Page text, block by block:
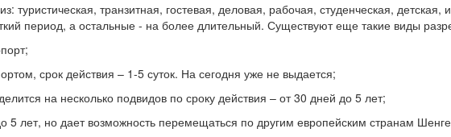
туристическая, транзитная, гостевая, деловая, рабочая, студенческая,
период, а остальные - на более длительный. Существуют еще такие виды
срок действия – 1-5 суток. На сегодня уже не выдается;
на несколько подвидов по сроку действия – от 30 дней до 5 лет;
5 лет, но дает возможность перемещаться по другим европейским странам